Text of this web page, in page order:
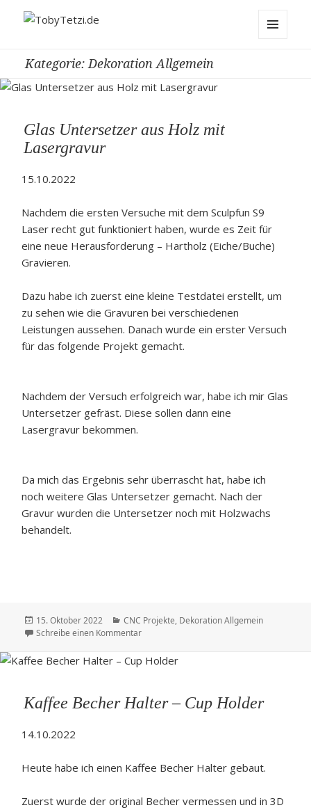
Kategorie:Dekoration Allgemein
Glas Untersetzer aus Holz mit
Lasergravur
15.10.2022
Nachdem die ersten Versuche mit dem Sculpfun S9
Laser recht gut funktioniert haben, wurde es Zeit für
eine neue Herausforderung – Hartholz (Eiche/Buche)
Gravieren.
Dazu habe ich zuerst eine kleine Testdatei erstellt, um
zu sehen wie die Gravuren bei verschiedenen
Leistungen aussehen. Danach wurde ein erster Versuch
für das folgende Projekt gemacht.
Nachdem der Versuch erfolgreich war, habe ich mir Glas
Untersetzer gefräst. Diese sollen dann eine
Lasergravur bekommen.
Da mich das Ergebnis sehr überrascht hat, habe ich
noch weitere Glas Untersetzer gemacht. Nach der
Gravur wurden die Untersetzer noch mit Holzwachs
behandelt.
Veröffentlicht
am
15. Oktober 2022 Kategorien
CNC Projekte, Dekoration Allgemein
Schreibe einen Kommentarzu Glas Untersetzer aus Holz mit
Kaffee Becher Halter – Cup Holder
14.10.2022
Heute habe ich einen Kaffee Becher Halter gebaut.
Zuerst wurde der original Becher vermessen und in 3D